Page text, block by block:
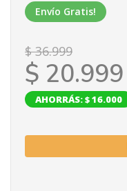
Envío Gratis!
$ 36.999
$ 20.999
AHORRÁS: $ 16.000